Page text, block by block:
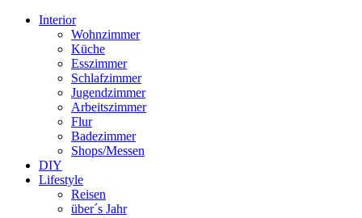
Interior
Wohnzimmer
Küche
Esszimmer
Schlafzimmer
Jugendzimmer
Arbeitszimmer
Flur
Badezimmer
Shops/Messen
DIY
Lifestyle
Reisen
über´s Jahr